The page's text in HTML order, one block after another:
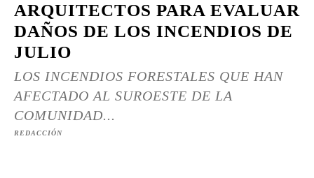
ARQUITECTOS PARA EVALUAR
DAÑOS DE LOS INCENDIOS DE
JULIO
LOS INCENDIOS FORESTALES QUE HAN
AFECTADO AL SUROESTE DE LA
COMUNIDAD...
REDACCIÓN